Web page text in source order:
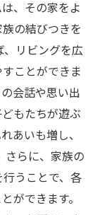
、その家をよ
の結びつきを
、リビングを広
ことができま
会話や思い出
もたちが遊ぶ
あいも増し、
さらに、家族の
うことで、各
ができます。